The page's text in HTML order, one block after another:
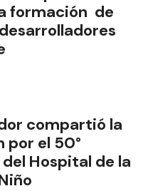
formación de
compartió la
por el 50°
Hospital de la